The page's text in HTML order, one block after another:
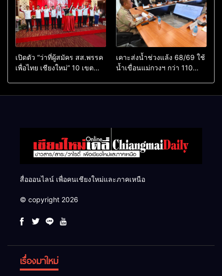
เปิดตัว “ว่าที่ผู้สมัคร สส.พรรค
เพื่อไทย เชียงใหม่” 10 เขต
เคาะส่งน้ำช่วงแล้ง 68/69 ใช้
น้ำเขื่อนแม่กวงฯ กว่า 110
สื่อออนไลน์ เพื่อคนเชียงใหม่และภาคเหนือ
© copyright 2026
เรื่องมาใหม่